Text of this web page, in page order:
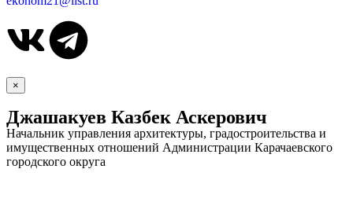
×
Джашакуев Казбек Аскерович
Начальник управления архитектуры, градостроительства и
имущественных отношений Администрации Карачаевского
городского округа